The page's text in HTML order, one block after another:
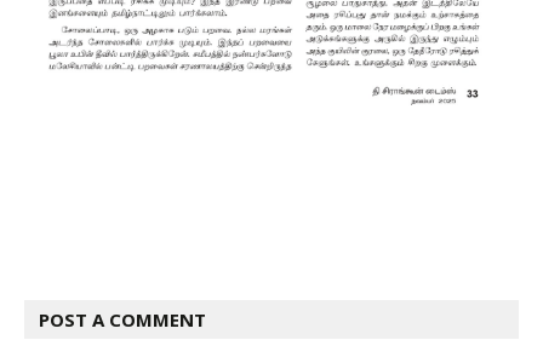
POST A COMMENT